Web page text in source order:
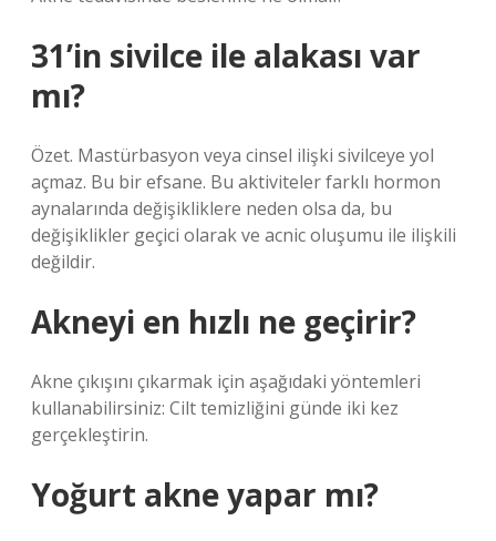
31’in sivilce ile alakası var
mı?
Özet. Mastürbasyon veya cinsel ilişki sivilceye yol
açmaz. Bu bir efsane. Bu aktiviteler farklı hormon
aynalarında değişikliklere neden olsa da, bu
değişiklikler geçici olarak ve acnic oluşumu ile ilişkili
değildir.
Akneyi en hızlı ne geçirir?
Akne çıkışını çıkarmak için aşağıdaki yöntemleri
kullanabilirsiniz: Cilt temizliğini günde iki kez
gerçekleştirin.
Yoğurt akne yapar mı?